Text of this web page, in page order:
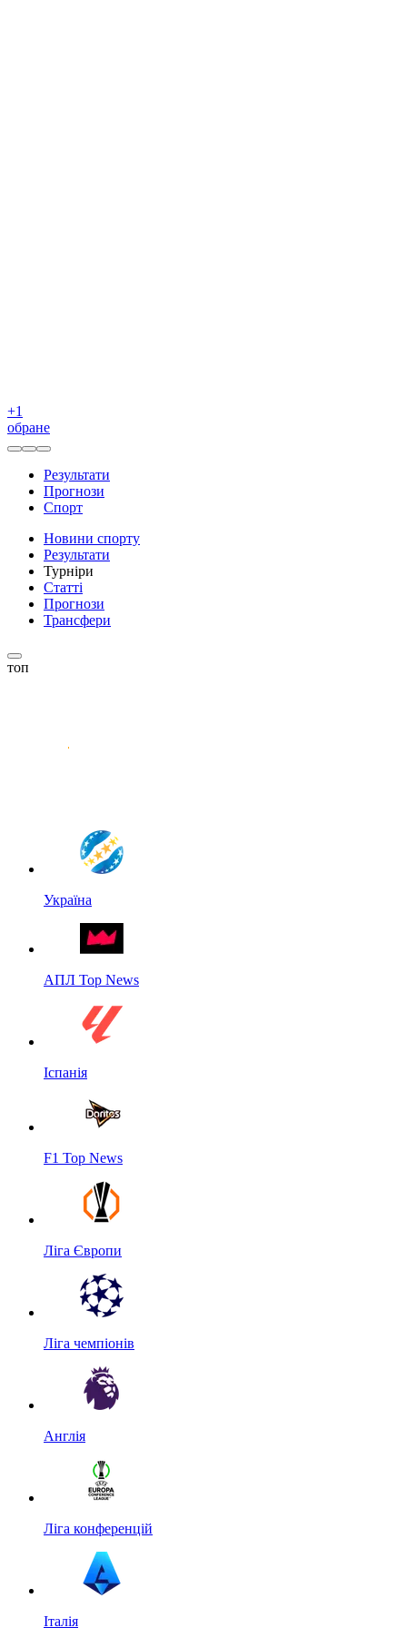
+1
обране
Результати
Прогнози
Спорт
Новини спорту
Результати
Турніри
Статті
Прогнози
Трансфери
топ
Україна
АПЛ Top News
Іспанія
F1 Top News
Ліга Європи
Ліга чемпіонів
Англія
Ліга конференцій
Італія